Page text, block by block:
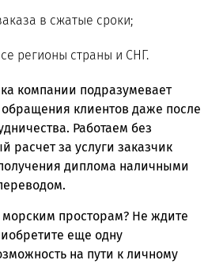
в сжатые сроки;
регионы страны и СНГ.
компании подразумевает
клиентов даже после
Работаем без
расчет за услуги заказчик
диплома наличными
просторам? Не ждите
еще одну
на пути к личному